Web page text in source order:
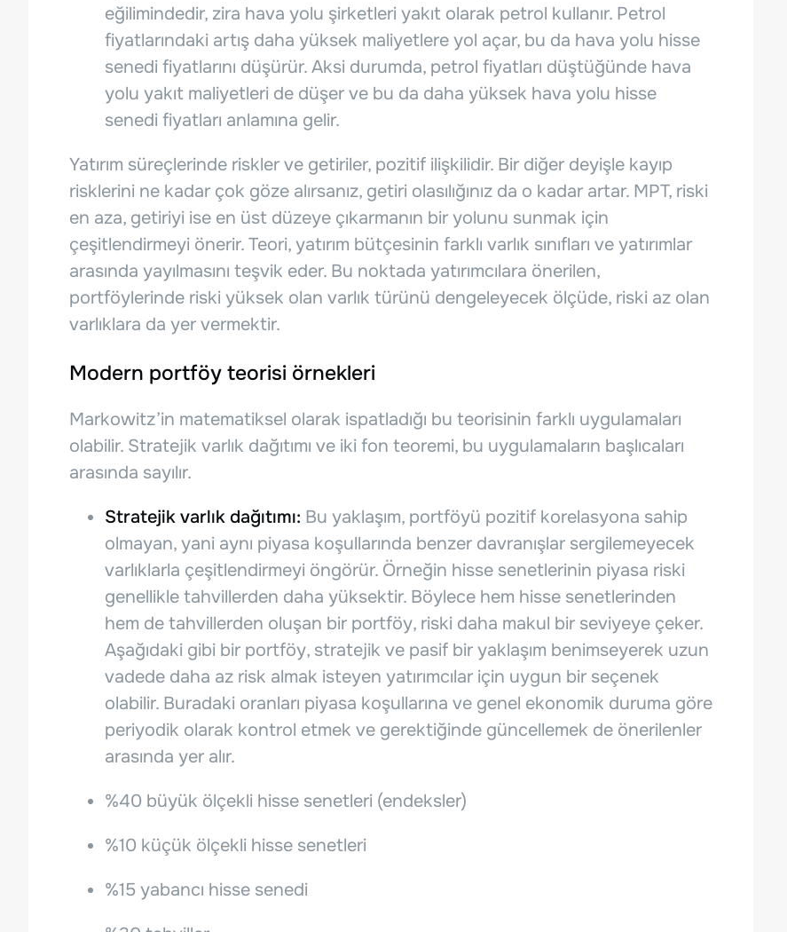
eğilimindedir, zira hava yolu şirketleri yakıt olarak petrol kullanır. Petrol
fiyatlarındaki artış daha yüksek maliyetlere yol açar, bu da hava yolu hisse
senedi fiyatlarını düşürür. Aksi durumda, petrol fiyatları düştüğünde hava
yolu yakıt maliyetleri de düşer ve bu da daha yüksek hava yolu hisse
senedi fiyatları anlamına gelir.
Yatırım süreçlerinde riskler ve getiriler, pozitif ilişkilidir. Bir diğer deyişle kayıp
risklerini ne kadar çok göze alırsanız, getiri olasılığınız da o kadar artar. MPT, riski
en aza, getiriyi ise en üst düzeye çıkarmanın bir yolunu sunmak için
çeşitlendirmeyi önerir. Teori, yatırım bütçesinin farklı varlık sınıfları ve yatırımlar
arasında yayılmasını teşvik eder. Bu noktada yatırımcılara önerilen,
portföylerinde riski yüksek olan varlık türünü dengeleyecek ölçüde, riski az olan
varlıklara da yer vermektir.
Modern portföy teorisi örnekleri
Markowitz’in matematiksel olarak ispatladığı bu teorisinin farklı uygulamaları
olabilir. Stratejik varlık dağıtımı ve iki fon teoremi, bu uygulamaların başlıcaları
arasında sayılır.
Stratejik varlık dağıtımı: Bu yaklaşım, portföyü pozitif korelasyona sahip
olmayan, yani aynı piyasa koşullarında benzer davranışlar sergilemeyecek
varlıklarla çeşitlendirmeyi öngörür. Örneğin hisse senetlerinin piyasa riski
genellikle tahvillerden daha yüksektir. Böylece hem hisse senetlerinden
hem de tahvillerden oluşan bir portföy, riski daha makul bir seviyeye çeker.
Aşağıdaki gibi bir portföy, stratejik ve pasif bir yaklaşım benimseyerek uzun
vadede daha az risk almak isteyen yatırımcılar için uygun bir seçenek
olabilir. Buradaki oranları piyasa koşullarına ve genel ekonomik duruma göre
periyodik olarak kontrol etmek ve gerektiğinde güncellemek de önerilenler
arasında yer alır.
%40 büyük ölçekli hisse senetleri (endeksler)
%10 küçük ölçekli hisse senetleri
%15 yabancı hisse senedi